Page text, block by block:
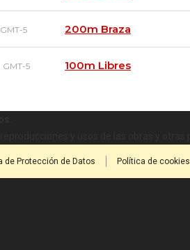
GMT-5 200m Braza
GMT-5 100m Libres
de Protección de Datos Política de cookies